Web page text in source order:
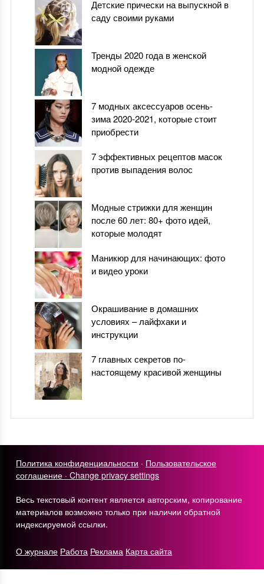
Детские прически на выпускной в
саду своими руками
Тренды 2020 года в женской
модной одежде
7 модных аксессуаров осень-
зима 2020-2021, которые стоит
приобрести
7 эффективных рецептов масок
против выпадения волос
Модные стрижки для женщин
после 60 лет: 80+ фото идей,
которые молодят
Маникюр для начинающих: фото
и видео уроки
Окрашивание в домашних
условиях – лайфхаки и
инструкции
7 главных секретов по-
настоящему красивой женщины
Политика конфиденциальности · Пользовательское
соглашение ·Change privacy settings
Весь текстовый контент является авторским, копирование
материалов возможно только при наличии обратной
индексируемой ссылки.
О журнале Работа Реклама Карта сайта